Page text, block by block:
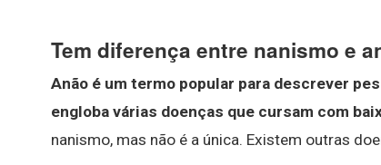
Tem diferença entre nanismo e
Anão é um termo popular para descrever
engloba várias doenças que cursam com
nanismo, mas não é a única. Existem outras